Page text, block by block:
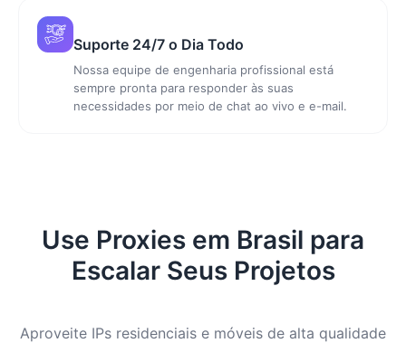
Suporte 24/7 o Dia Todo
Nossa equipe de engenharia profissional está
sempre pronta para responder às suas
necessidades por meio de chat ao vivo e e-mail.
Use Proxies em Brasil para
Escalar Seus Projetos
Aproveite IPs residenciais e móveis de alta qualidade